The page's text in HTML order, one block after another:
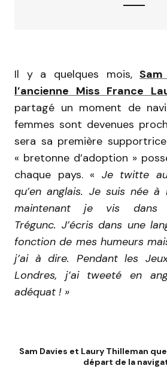
Il y a quelques mois,
l’ancienne Miss France
partagé un moment de
femmes sont devenues
sera sa première
« bretonne d’adoption »
chaque pays. « Je twitte
qu’en anglais. Je suis née
maintenant je vis
Trégunc. J’écris dans une
fonction de mes humeurs
j’ai à dire. Pendant les
Londres, j’ai tweeté en
adéquat ! »
Sam Davies et Laury Thilleman
départ de la